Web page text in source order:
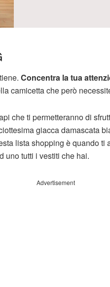
Concentra la tua
camicetta che però
che ti permetteranno di
giacca damascata
lista shopping è quando ti
uno tutti i vestiti che hai.
Advertisement